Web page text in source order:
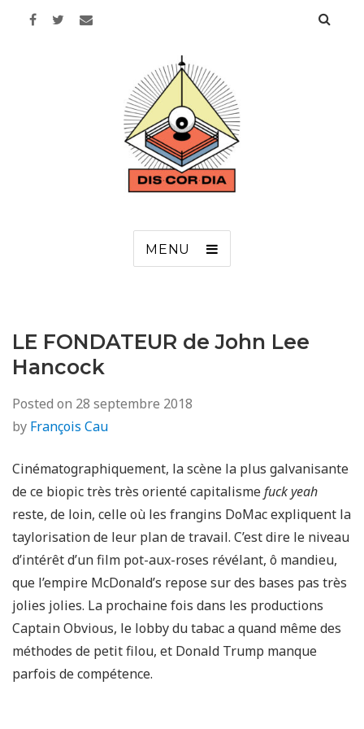
MENU
LE FONDATEUR de John Lee
Hancock
Posted on 28 septembre 2018
by François Cau
Cinématographiquement, la scène la plus galvanisante
de ce biopic très très orienté capitalismefuck yeah
reste, de loin, celle où les frangins DoMac expliquent la
taylorisation de leur plan de travail. C’est dire le niveau
d’intérêt d’un film pot-aux-roses révélant, ô mandieu,
que l’empire McDonald’s repose sur des bases pas très
jolies jolies. La prochaine fois dans les productions
Captain Obvious, le lobby du tabac a quand même des
méthodes de petit filou, et Donald Trump manque
parfois de compétence.